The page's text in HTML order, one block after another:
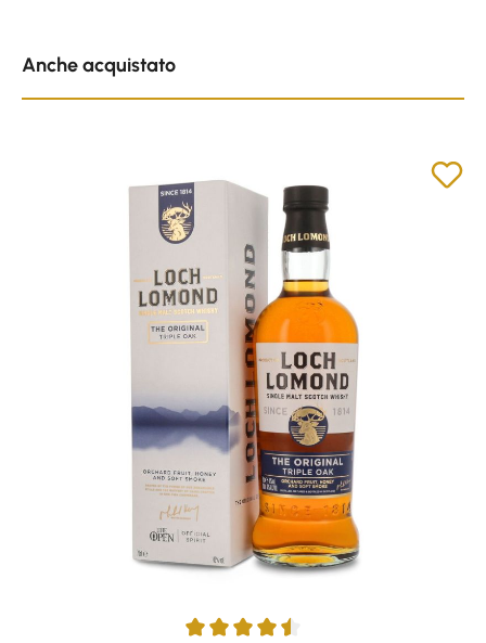
Anche acquistato